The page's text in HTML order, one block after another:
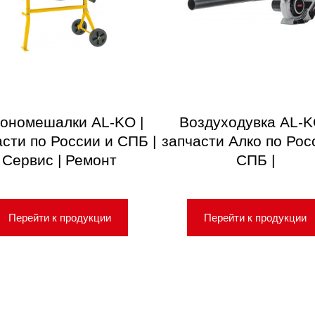
AL-KO |
по России и СПБ |
Сервис | Ремонт
Перейти к продукции
Воздуходувка AL-
запчасти Алко по
СПБ |
Перейти к продукции